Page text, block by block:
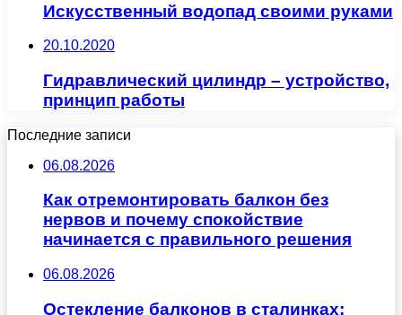
Искусственный водопад своими руками
20.10.2020
Гидравлический цилиндр – устройство,
принцип работы
Последние записи
06.08.2026
Как отремонтировать балкон без
нервов и почему спокойствие
начинается с правильного решения
06.08.2026
Остекление балконов в сталинках: